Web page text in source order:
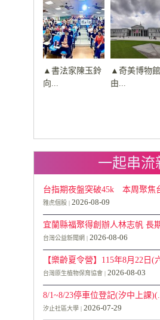
▲書法家陳玉鈴
向...
▲奇美博物
由...
一起串流
台指期夜盤突破45k 本周聚焦
雅虎個股 2026-08-09
宜蘭縣福聚得創辦人林志帆 長
台灣公益新聞網 2026-08-06
【樂齡夏令營】115年8月22日(
台灣原生植物保育協會 2026-08-03
8/1~8/23停車位登記(汐中上課)(...
汐止社區大學 2026-07-29